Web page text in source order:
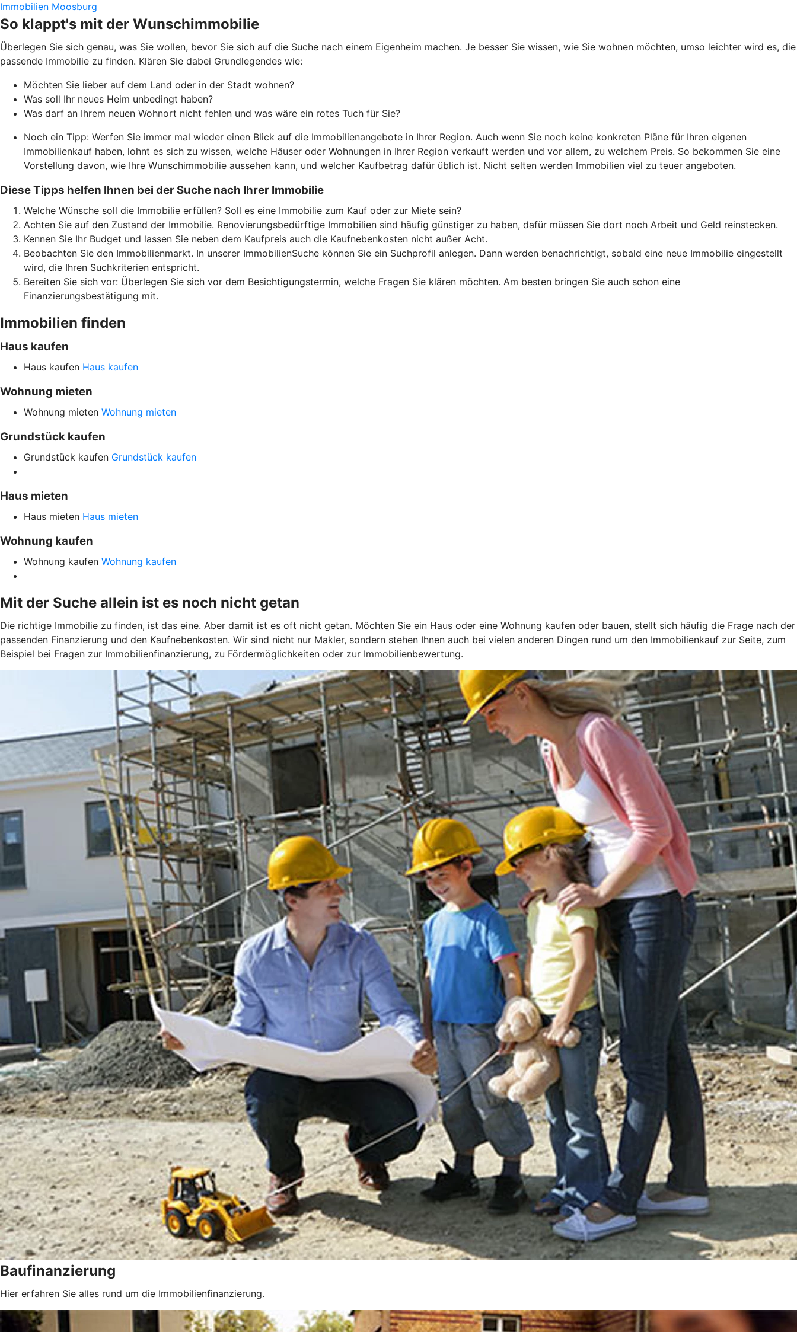
Immobilien Moosburg
So klappt's mit der Wunschimmobilie
Überlegen Sie sich genau, was Sie wollen, bevor Sie sich auf die Suche nach einem Eigenheim machen. Je besser Sie wissen, wie Sie wohnen möchten, umso leichter wird es, die
passende Immobilie zu finden. Klären Sie dabei Grundlegendes wie:
Möchten Sie lieber auf dem Land oder in der Stadt wohnen?
Was soll Ihr neues Heim unbedingt haben?
Was darf an Ihrem neuen Wohnort nicht fehlen und was wäre ein rotes Tuch für Sie?
Noch ein Tipp: Werfen Sie immer mal wieder einen Blick auf die Immobilienangebote in Ihrer Region. Auch wenn Sie noch keine konkreten Pläne für Ihren eigenen
Immobilienkauf haben, lohnt es sich zu wissen, welche Häuser oder Wohnungen in Ihrer Region verkauft werden und vor allem, zu welchem Preis. So bekommen Sie eine
Vorstellung davon, wie Ihre Wunschimmobilie aussehen kann, und welcher Kaufbetrag dafür üblich ist. Nicht selten werden Immobilien viel zu teuer angeboten.
Diese Tipps helfen Ihnen bei der Suche nach Ihrer Immobilie
Welche Wünsche soll die Immobilie erfüllen? Soll es eine Immobilie zum Kauf oder zur Miete sein?
Achten Sie auf den Zustand der Immobilie. Renovierungsbedürftige Immobilien sind häufig günstiger zu haben, dafür müssen Sie dort noch Arbeit und Geld reinstecken.
Kennen Sie Ihr Budget und lassen Sie neben dem Kaufpreis auch die Kaufnebenkosten nicht außer Acht.
Beobachten Sie den Immobilienmarkt. In unserer ImmobilienSuche können Sie ein Suchprofil anlegen. Dann werden benachrichtigt, sobald eine neue Immobilie eingestellt
wird, die Ihren Suchkriterien entspricht.
Bereiten Sie sich vor: Überlegen Sie sich vor dem Besichtigungstermin, welche Fragen Sie klären möchten. Am besten bringen Sie auch schon eine
Finanzierungsbestätigung mit.
Immobilien finden
Haus kaufen
Haus kaufen Haus kaufen
Wohnung mieten
Wohnung mieten Wohnung mieten
Grundstück kaufen
Grundstück kaufen Grundstück kaufen
Haus mieten
Haus mieten Haus mieten
Wohnung kaufen
Wohnung kaufen Wohnung kaufen
Mit der Suche allein ist es noch nicht getan
Die richtige Immobilie zu finden, ist das eine. Aber damit ist es oft nicht getan. Möchten Sie ein Haus oder eine Wohnung kaufen oder bauen, stellt sich häufig die Frage nach der
passenden Finanzierung und den Kaufnebenkosten. Wir sind nicht nur Makler, sondern stehen Ihnen auch bei vielen anderen Dingen rund um den Immobilienkauf zur Seite, zum
Beispiel bei Fragen zur Immobilienfinanzierung, zu Fördermöglichkeiten oder zur Immobilienbewertung.
Baufinanzierung
Hier erfahren Sie alles rund um die Immobilienfinanzierung.